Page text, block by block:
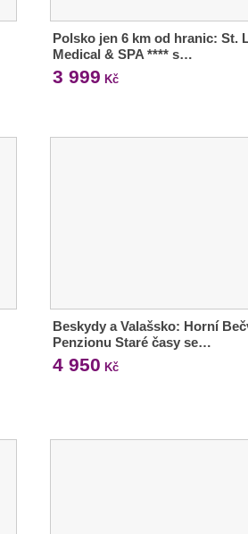
Polsko jen 6 km od hranic: St.
Medical & SPA **** s…
3 999 Kč
Beskydy a Valašsko: Horní
Penzionu Staré časy se…
4 950 Kč